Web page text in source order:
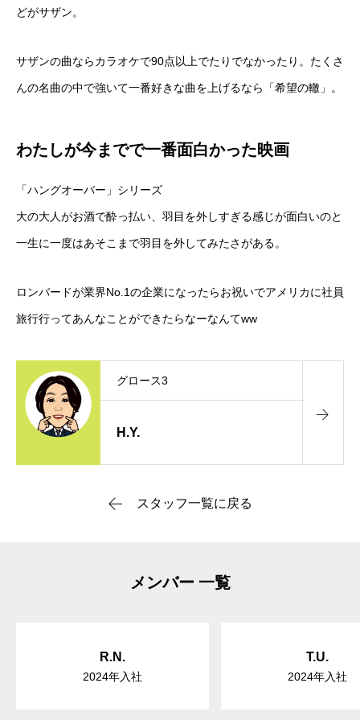
どがサザン。
サザンの曲ならカラオケで90点以上でたりでなかったり。たくさ
んの名曲の中で強いて一番好きな曲を上げるなら「希望の轍」。
わたしが今までで一番面白かった映画
「ハングオーバー」シリーズ
大の大人がお酒で酔っ払い、羽目を外しすぎる感じが面白いのと
一生に一度はあそこまで羽目を外してみたさがある。
ロンバードが業界No.1の企業になったらお祝いでアメリカに社員
旅行行ってあんなことができたらなーなんてww
H.Y.
グロース3
スタッフ一覧に戻る
メンバー 一覧
R.N.
2024年入社
T.U.
2024年入社